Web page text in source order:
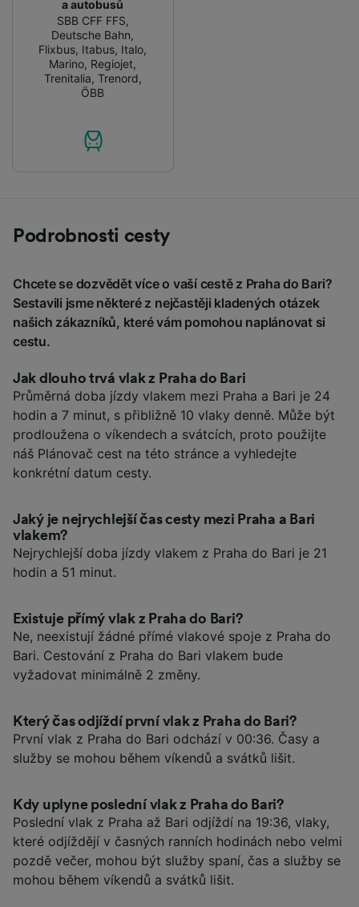
a autobusů
SBB CFF FFS,
Deutsche Bahn,
Flixbus, Itabus, Italo,
Marino, Regiojet,
Trenitalia, Trenord,
ÖBB
Podrobnosti cesty
Chcete se dozvědět více o vaší cestě z Praha do Bari?
Sestavili jsme některé z nejčastěji kladených otázek
našich zákazníků, které vám pomohou naplánovat si
cestu.
Jak dlouho trvá vlak z Praha do Bari
Průměrná doba jízdy vlakem mezi Praha a Bari je 24
hodin a 7 minut, s přibližně 10 vlaky denně. Může být
prodloužena o víkendech a svátcích, proto použijte
náš Plánovač cest na této stránce a vyhledejte
konkrétní datum cesty.
Jaký je nejrychlejší čas cesty mezi Praha a Bari
vlakem?
Nejrychlejší doba jízdy vlakem z Praha do Bari je 21
hodin a 51 minut.
Existuje přímý vlak z Praha do Bari?
Ne, neexistují žádné přímé vlakové spoje z Praha do
Bari. Cestování z Praha do Bari vlakem bude
vyžadovat minimálně 2 změny.
Který čas odjíždí první vlak z Praha do Bari?
První vlak z Praha do Bari odchází v 00:36. Časy a
služby se mohou během víkendů a svátků lišit.
Kdy uplyne poslední vlak z Praha do Bari?
Poslední vlak z Praha až Bari odjíždí na 19:36, vlaky,
které odjíždějí v časných ranních hodinách nebo velmi
pozdě večer, mohou být služby spaní, čas a služby se
mohou během víkendů a svátků lišit.